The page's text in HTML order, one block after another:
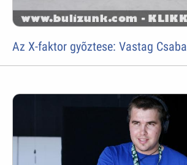
Az X-faktor gyõztese: Vastag Csaba